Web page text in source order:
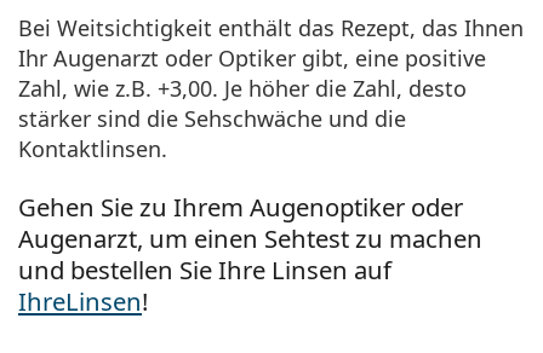
Bei Weitsichtigkeit enthält das Rezept, das Ihnen
Ihr Augenarzt oder Optiker gibt, eine positive
Zahl, wie z.B. +3,00. Je höher die Zahl, desto
stärker sind die Sehschwäche und die
Kontaktlinsen.
Gehen Sie zu Ihrem Augenoptiker oder
Augenarzt, um einen Sehtest zu machen
und bestellen Sie Ihre Linsen auf
IhreLinsen!